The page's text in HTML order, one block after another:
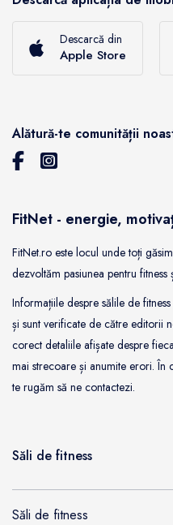
Descarcă din
Apple Store
Alătură-te comunității
FitNet - energie,
FitNet.ro este locul unde toți găsim
dezvoltăm pasiunea pentru fitness
Informațiile despre sălile de
și sunt verificate de către editorii
corect detaliile afișate despre
mai strecoare și anumite erori. În
te rugăm să ne contactezi.
Săli de fitness
Săli de fitness